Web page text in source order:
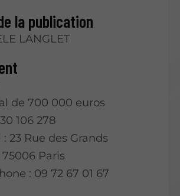
la publication
LANGLET
de 700 000 euros
106 278
23 Rue des Grands
Paris
: 09 72 67 01 67